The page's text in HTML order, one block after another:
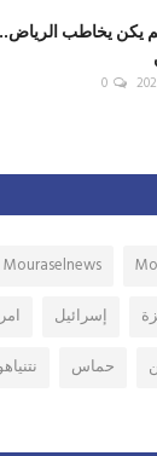
يكن يخاطب
0
Mouraselnews
إسرائيل
حماس